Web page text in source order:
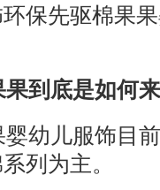
保先驱棉果
到底是如何
幼儿服饰目
列为主。